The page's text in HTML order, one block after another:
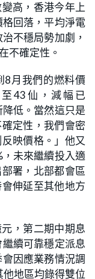
高，香港今年上
回落，平均淨電
不穩局勢加劇，
不確定性。
8月我們的燃料價
43仙，減幅已
低。當然這只是
定性，我們會密
映價格。」他又
未來繼續投入適
署，北部都會區
伸延至其他地方
，第二期中期息
續可靠穩定派息
因應業務情況調
地區均錄得雙位